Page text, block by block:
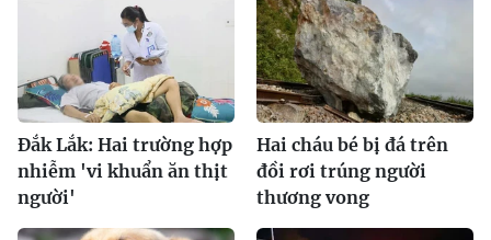
Đắk Lắk: Hai trường hợp
nhiễm 'vi khuẩn ăn thịt
người'
Hai cháu bé bị đá trên
đồi rơi trúng người
thương vong